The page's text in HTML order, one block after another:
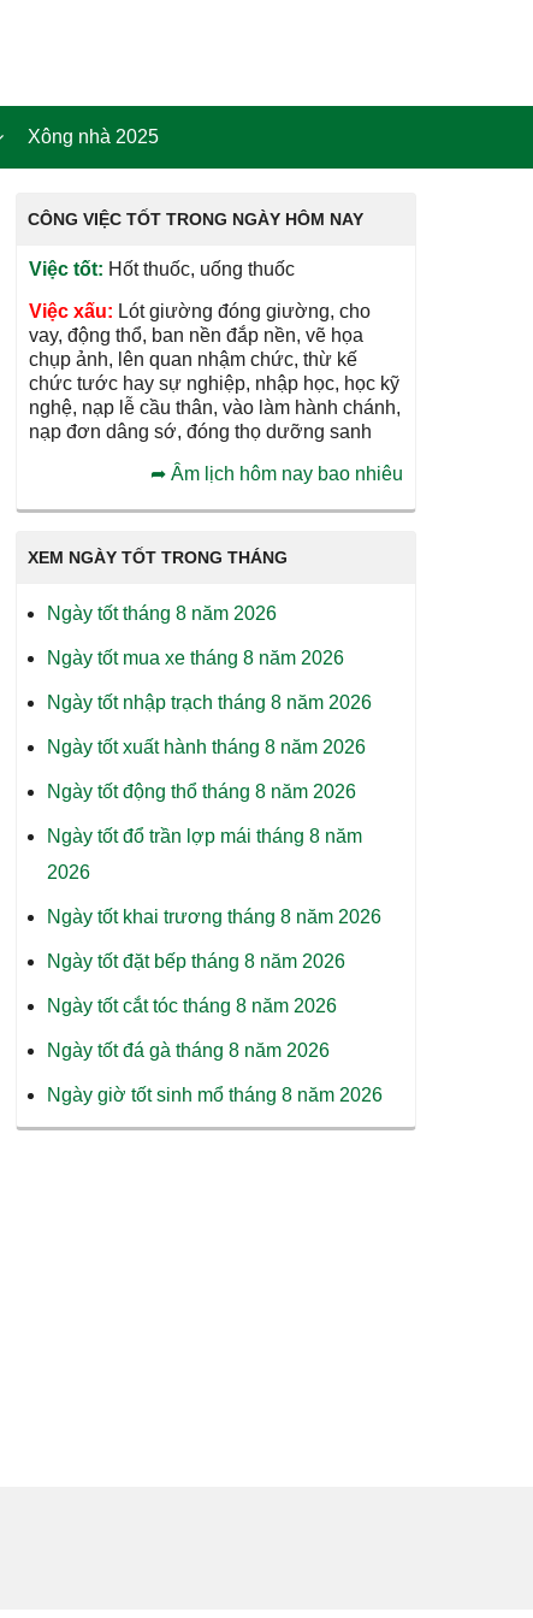
Xông nhà 2025
CÔNG VIỆC TỐT TRONG NGÀY HÔM NAY
Việc tốt: Hốt thuốc, uống thuốc
Việc xấu: Lót giường đóng giường, cho
vay, động thổ, ban nền đắp nền, vẽ họa
chụp ảnh, lên quan nhậm chức, thừ kế
chức tước hay sự nghiệp, nhập học, học kỹ
nghệ, nạp lễ cầu thân, vào làm hành chánh,
nạp đơn dâng sớ, đóng thọ dưỡng sanh
➦ Âm lịch hôm nay bao nhiêu
XEM NGÀY TỐT TRONG THÁNG
Ngày tốt tháng 8 năm 2026
Ngày tốt mua xe tháng 8 năm 2026
Ngày tốt nhập trạch tháng 8 năm 2026
Ngày tốt xuất hành tháng 8 năm 2026
Ngày tốt động thổ tháng 8 năm 2026
Ngày tốt đổ trần lợp mái tháng 8 năm
2026
Ngày tốt khai trương tháng 8 năm 2026
Ngày tốt đặt bếp tháng 8 năm 2026
Ngày tốt cắt tóc tháng 8 năm 2026
Ngày tốt đá gà tháng 8 năm 2026
Ngày giờ tốt sinh mổ tháng 8 năm 2026